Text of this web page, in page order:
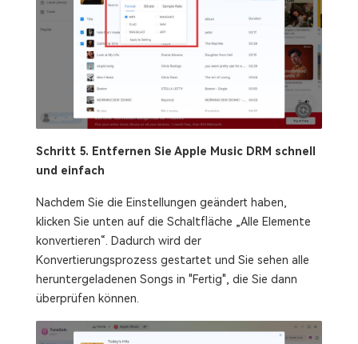
Schritt 5. Entfernen Sie Apple Music DRM schnell
und einfach
Nachdem Sie die Einstellungen geändert haben,
klicken Sie unten auf die Schaltfläche „Alle Elemente
konvertieren“. Dadurch wird der
Konvertierungsprozess gestartet und Sie sehen alle
heruntergeladenen Songs in "Fertig", die Sie dann
überprüfen können.